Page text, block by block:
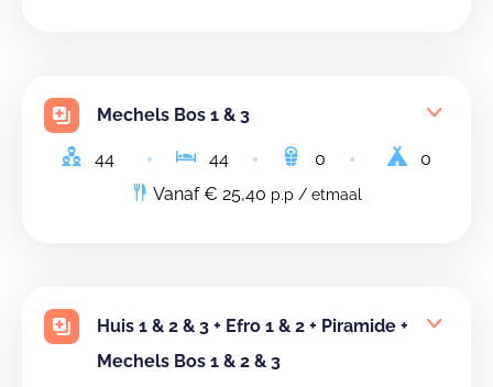
Mechels Bos 1 & 3
44 44 0
0
Vanaf € 25,40 p.p / etmaal
Huis 1 & 2 & 3 + Efro 1 & 2 + Piramide +
Mechels Bos 1 & 2 & 3